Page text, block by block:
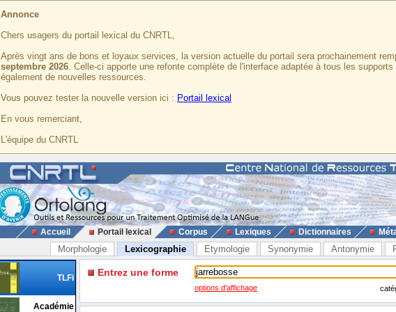
Annonce
Chers usagers du portail lexical du CNRTL,
Après vingt ans de bons et loyaux services, la version actuelle du portail sera prochainement
septembre 2026. Celle-ci apporte une refonte complète de l'interface adaptée à tous les
également de nouvelles ressources.
Vous pouvez tester la nouvelle version ici : Portail lexical
En vous remerciant,
L'équipe du CNRTL
Accueil Portail lexical Corpus Lexiques Dictionnaires
Morphologie Lexicographie Etymologie Synonymie Antonymie
TLFi
Académie
Entrez une forme
options d'affichage